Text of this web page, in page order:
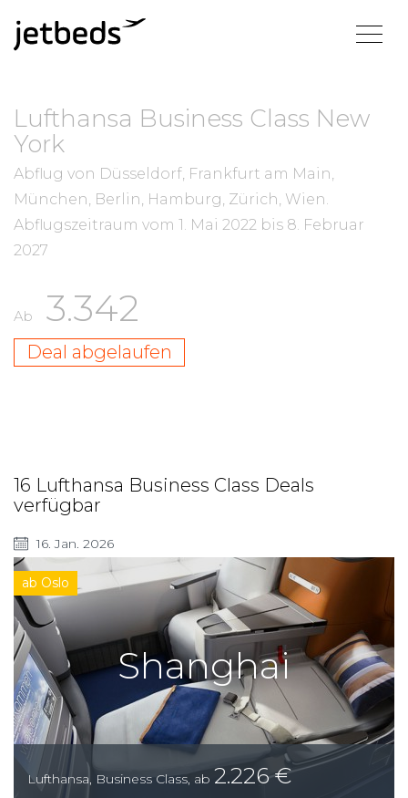
Lufthansa Business Class New
York
Abflug von Düsseldorf, Frankfurt am Main,
München, Berlin, Hamburg, Zürich, Wien.
Abflugszeitraum vom 1. Mai 2022 bis 8. Februar
2027
Ab 3.342
Deal abgelaufen
16 Lufthansa Business Class Deals
verfügbar
16. Jan. 2026
ab Oslo
Shanghai
Lufthansa, Business Class, ab 2.226€